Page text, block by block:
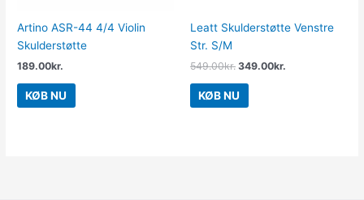
Artino ASR-44 4/4 Violin
Skulderstøtte
189.00kr.
KØB NU
Leatt Skulderstøtte Venstre
Str. S/M
549.00kr. 349.00kr.
KØB NU